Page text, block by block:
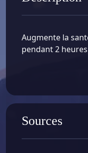
Augmente la
pendant 2 heures
Sources